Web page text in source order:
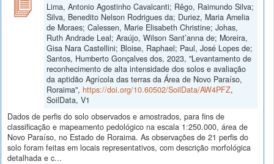
Lima, Antonio Agostinho Cavalcanti; Rêgo, Raimundo Silva;
Silva, Benedito Nelson Rodrigues da; Duriez, Maria Amelia
de Moraes; Calessen, Marie Elisabeth Christine; Johas,
Ruth Andrade Leal; Araújo, Wilson Sant’anna de; Moreira,
Gisa Nara Castellini; Bloise, Raphael; Paul, José Lopes de;
Santos, Humberto Gonçalves dos, 2023, "Levantamento de
reconhecimento de alta intensidade dos solos e avaliação
da aptidão Agrícola das terras da Área de Novo Paraíso,
Roraima", https://doi.org/10.60502/SoilData/AW4PFZ,
SoilData, V1
Dados de perfis do solo observados e amostrados, para fins de
classificação e mapeamento pedológico na escala 1:250.000, área de
Novo Paraíso, no Estado de Roraima. As observações de 21 perfis do
solo foram feitas em locais representativos, com descrição morfológica
detalhada e c...